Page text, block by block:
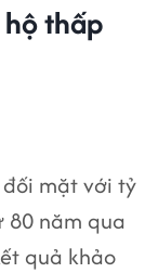
thấp
mặt với tỷ
80 năm qua
quả khảo